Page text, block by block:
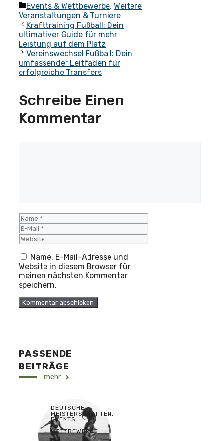
Kategorien
Events & Wettbewerbe, Weitere
Veranstaltungen & Turniere
Krafttraining Fußball: Dein
ultimativer Guide für mehr
Leistung auf dem Platz
Vereinswechsel Fußball: Dein
umfassender Leitfaden für
erfolgreiche Transfers
Schreibe Einen
Kommentar
Name
E-
Mail
Website
Name, E-Mail-Adresse und
Website in diesem Browser für
meinen nächsten Kommentar
speichern.
PASSENDE
BEITRÄGE
mehr
DEUTSCHE
MEISTERSCHAFTEN,
EVENTS
&
WETTBEWERBE